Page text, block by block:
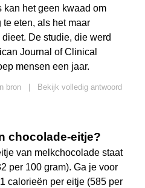
kan het geen kwaad om
eten, als het maar
De studie, die werd
Journal of Clinical
mensen een jaar.
bron
Bekijk volledig antwoord
chocolade-eitje?
van melkchocolade staat
per 100 gram). Ga je voor
calorieën per eitje (585 per